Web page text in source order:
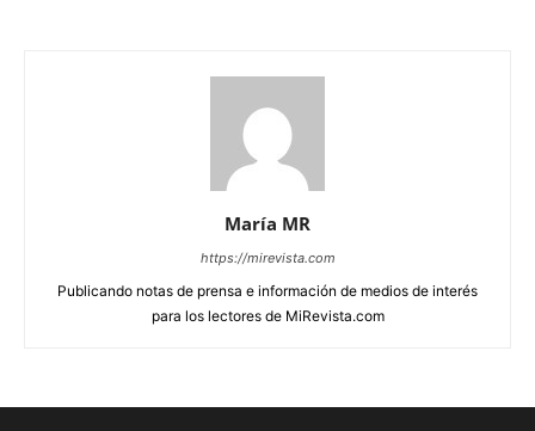
María MR
https://mirevista.com
Publicando notas de prensa e información de medios de interés
para los lectores de MiRevista.com